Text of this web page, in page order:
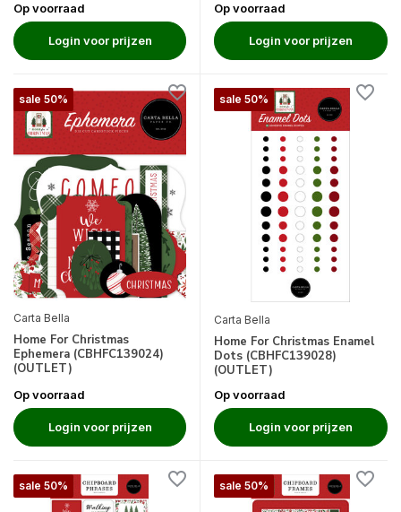
Op voorraad
Login voor prijzen
Op voorraad
Login voor prijzen
sale 50%
Carta Bella
Home For Christmas
Ephemera (CBHFC139024)
(OUTLET)
Op voorraad
Login voor prijzen
sale 50%
Carta Bella
Home For Christmas Enamel
Dots (CBHFC139028)
(OUTLET)
Op voorraad
Login voor prijzen
sale 50% sale 50%